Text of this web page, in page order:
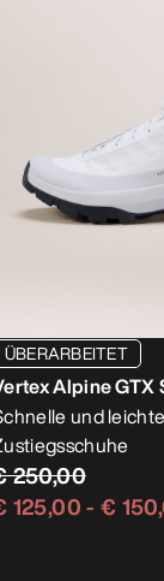
ÜBERARBEITET
Alpine GTX
und
250,00
125,00- €